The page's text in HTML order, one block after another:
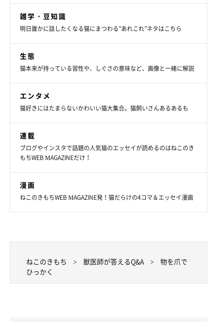
雑学・豆知識
明日誰かに話したくなる猫にまつわる”あれこれ”ネタはこちら
生態
猫本来が持っている習性や、しぐさの意味など、画像と一緒に解説
エンタメ
猫好きにはたまらないかわいい猫大集合。猫飼いさんあるあるも
連載
ブログやインスタで話題の人気猫のエッセイが読めるのはねこのき
もちWEB MAGAZINEだけ！
漫画
ねこのきもちWEB MAGAZINE発！猫だらけの4コマ＆エッセイ漫画
ねこのきもち 獣医師が答えるQ&A
物を爪で
ひっかく